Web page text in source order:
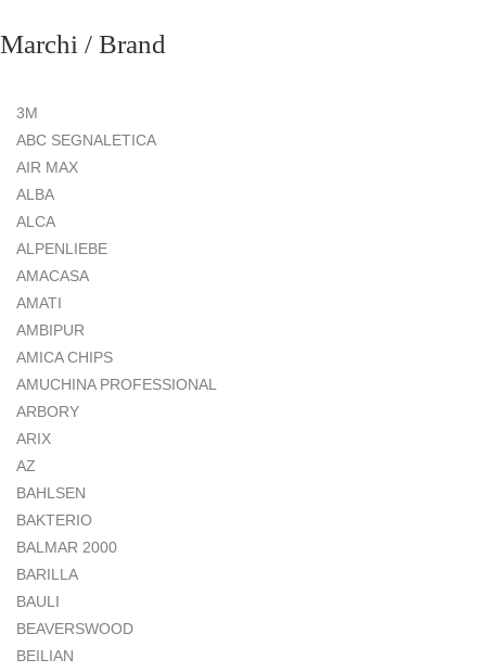
Marchi / Brand
3M
ABC SEGNALETICA
AIR MAX
ALBA
ALCA
ALPENLIEBE
AMACASA
AMATI
AMBIPUR
AMICA CHIPS
AMUCHINA PROFESSIONAL
ARBORY
ARIX
AZ
BAHLSEN
BAKTERIO
BALMAR 2000
BARILLA
BAULI
BEAVERSWOOD
BEILIAN